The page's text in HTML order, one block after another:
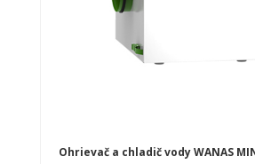
Ohrievač a chladič vody WANAS